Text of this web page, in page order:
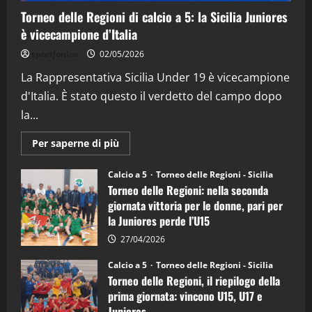
"SportEmpire" in Podcast
“SportEmpire” in Podcast: 26^ Puntata
08/04/2026
Torneo delle Regioni di calcio a 5: la Sicilia Juniores
è vicecampione d’Italia
02/05/2026
La Rappresentativa Sicilia Under 19 è vicecampione
d'Italia. È stato questo il verdetto del campo dopo
la...
Per saperne di più
informazioni
Torneo
delle
Regioni
di
calcio
a
5:
la
Juniores
è
vicecampione
d’Italia
Calcio a 5 Torneo delle Regioni - Sicilia
Torneo delle Regioni: nella seconda
giornata vittoria per le donne, pari per
la Juniores perde l’U15
27/04/2026
Calcio a 5 Torneo delle Regioni - Sicilia
Torneo delle Regioni, il riepilogo della
prima giornata: vincono U15, U17 e